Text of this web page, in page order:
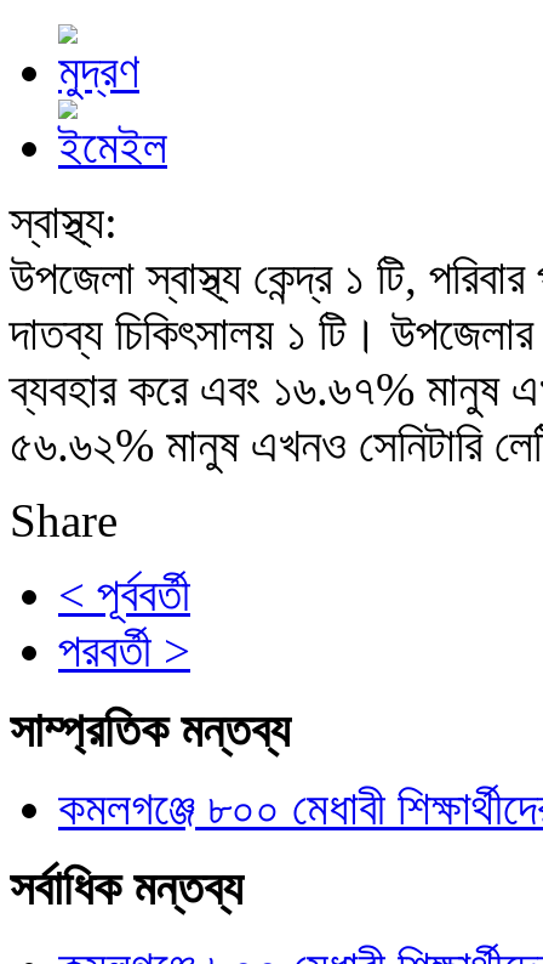
স্বাস্থ্য:
উপজেলা স্বাস্থ্য কেন্দ্র ১ টি, পরিবার
দাতব্য চিকিৎসালয় ১ টি।
ব্যবহার করে এবং ১৬.৬৭% মানুষ
৫৬.৬২% মানুষ এখনও সেনিটারি
Share
< পূর্ববর্তী
পরবর্তী >
সাম্প্রতিক মন্তব্য
কমলগঞ্জে ৮০০ মেধাবী
সর্বাধিক মন্তব্য